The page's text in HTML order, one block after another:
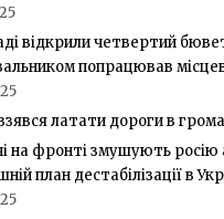
відкрили четвертий
попрацював
латати дороги в
на фронті змушують росію
план дестабілізації в